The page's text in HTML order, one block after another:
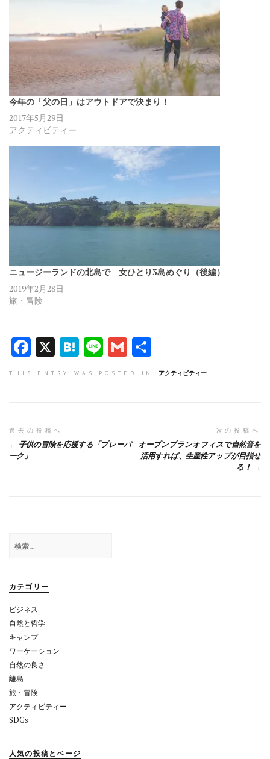
今年の「父の日」はアウトドアで決まり！
2017年5月29日
アクティビティー
ニュージーランドの北島で 女ひとり3島めぐり（後編）
2019年2月28日
旅・冒険
F
a
o
o
X H
at
Li
n
G
m 有
THIS ENTRY WAS POSTED IN: アクティビティー
投
稿
ー
シ
ン
過去の投稿へ
子供の冒険を応援する「プレーパ
ーク」
次の投稿へ
オープンプランオフィスで自然音を
活用すれば、生産性アップが目指せ
る！
索:
カテゴリー
ビジネス
自然と哲学
キャンプ
ワーケーション
自然の良さ
離島
旅・冒険
アクティビティー
SDGs
人気の投稿とページ